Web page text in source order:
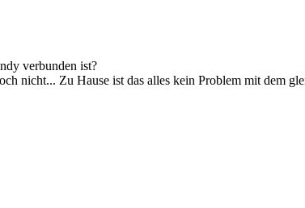
verbunden ist?
nicht... Zu Hause ist das alles kein Problem mit dem